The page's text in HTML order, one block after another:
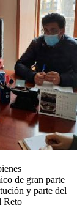
de gran parte
y parte del
Reto